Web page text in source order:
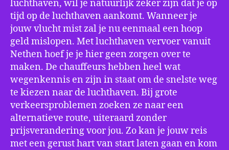
luchthaven, wil je natuurlijk zeker zijn dat je op
tijd op de luchthaven aankomt. Wanneer je
jouw vlucht mist zal je nu eenmaal een hoop
geld mislopen. Met luchthaven vervoer vanuit
Nethen hoef je je hier geen zorgen over te
maken. De chauffeurs hebben heel wat
wegenkennis en zijn in staat om de snelste weg
te kiezen naar de luchthaven. Bij grote
verkeersproblemen zoeken ze naar een
alternatieve route, uiteraard zonder
prijsverandering voor jou. Zo kan je jouw reis
met een gerust hart van start laten gaan en kom